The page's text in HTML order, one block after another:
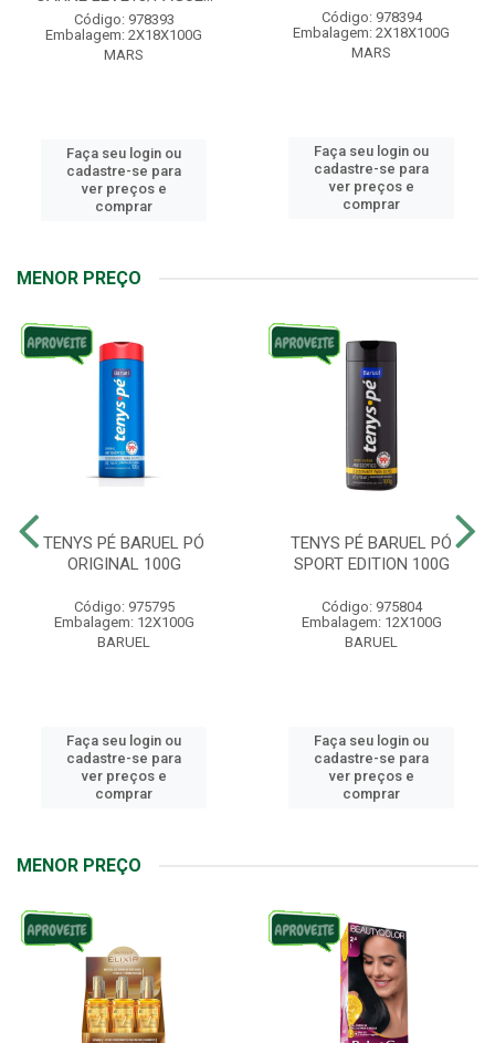
Código: 978393
Embalagem: 2X18X100G
MARS
Faça seu login ou
cadastre-se para
ver preços e
comprar
Código: 978394
Embalagem: 2X18X100G
MARS
Faça seu login ou
cadastre-se para
ver preços e
comprar
MENOR PREÇO
TENYS PÉ BARUEL PÓ
ORIGINAL 100G
Código: 975795
Embalagem: 12X100G
BARUEL
Faça seu login ou
cadastre-se para
ver preços e
comprar
TENYS PÉ BARUEL PÓ
SPORT EDITION 100G
Código: 975804
Embalagem: 12X100G
BARUEL
Faça seu login ou
cadastre-se para
ver preços e
comprar
MENOR PREÇO